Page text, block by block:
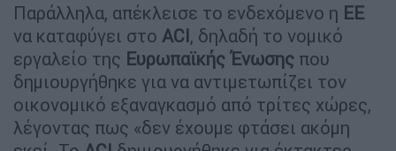
Παράλληλα, απέκλεισε το ενδεχόμενο η ΕΕ
να καταφύγει στο ACI, δηλαδή το νομικό
εργαλείο της Ευρωπαϊκής Ένωσης που
δημιουργήθηκε για να αντιμετωπίζει τον
οικονομικό εξαναγκασμό από τρίτες χώρες,
λέγοντας πως «δεν έχουμε φτάσει ακόμη